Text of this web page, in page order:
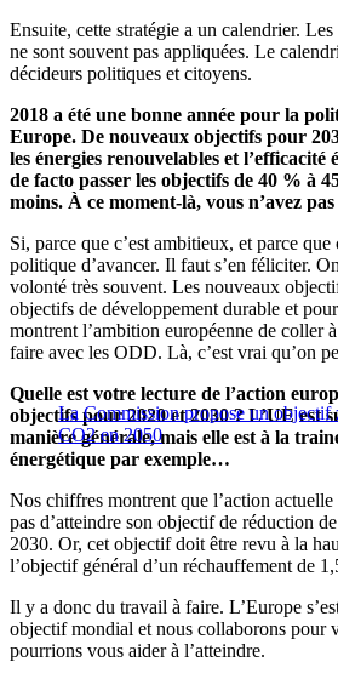
Ensuite, cette stratégie a un calendrier.
ne sont souvent pas appliquées. Le
décideurs politiques et citoyens.
2018 a été une bonne année pour la
Europe. De nouveaux objectifs pour
les énergies renouvelables et
de facto passer les objectifs de 40 % à
moins. À ce moment-là, vous n’avez
Si, parce que c’est ambitieux, et parce
politique d’avancer. Il faut s’en féliciter.
volonté très souvent. Les nouveaux
objectifs de développement durable et
montrent l’ambition européenne de coller
faire avec les ODD. Là, c’est vrai qu’on
La Commission propose un objectif
CO2 en 2050
Quelle est votre lecture de l’action
objectifs pour 2020 et 2030 ? L’UE est
manière générale, mais elle est à la
énergétique par exemple…
Nos chiffres montrent que l’action
pas d’atteindre son objectif de réduction
2030. Or, cet objectif doit être revu à la
l’objectif général d’un réchauffement de
Il y a donc du travail à faire. L’Europe
objectif mondial et nous collaborons pour
pourrions vous aider à l’atteindre.